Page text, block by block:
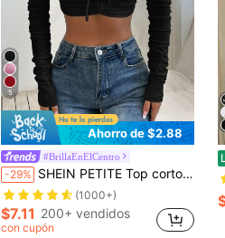
5
Ahorro de $2.88
#BrillaEnElCentro
-29% SHEIN PETITE Top corto con hombros descubiertos, cordón y fruncido, para mujeres de talla pequeña
(1000+)
$7.11 200+ vendidos
con cupón